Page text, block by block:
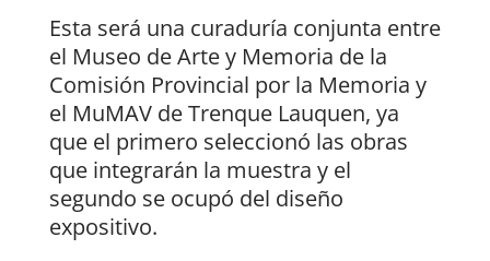
Esta será una curaduría conjunta entre
el Museo de Arte y Memoria de la
Comisión Provincial por la Memoria y
el MuMAV de Trenque Lauquen, ya
que el primero seleccionó las obras
que integrarán la muestra y el
segundo se ocupó del diseño
expositivo.